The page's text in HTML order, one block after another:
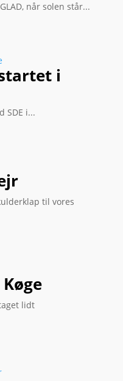
når solen står...
i
SDE i...
til vores
lidt